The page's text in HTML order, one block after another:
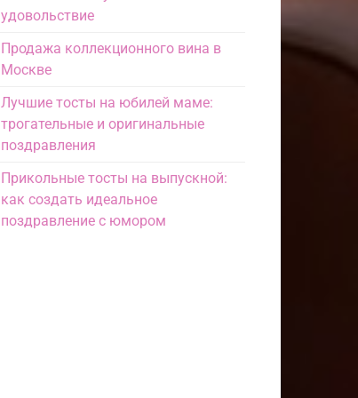
удовольствие
Продажа коллекционного вина в
Москве
Лучшие тосты на юбилей маме:
трогательные и оригинальные
поздравления
Прикольные тосты на выпускной:
как создать идеальное
поздравление с юмором